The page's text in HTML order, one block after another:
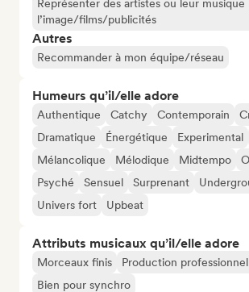
Représenter des artistes ou leur musique
l’image/films/publicités
Autres
Recommander à mon équipe/réseau
Humeurs qu’il/elle adore
Authentique Catchy Contemporain
Dramatique
Énergétique Experimental
Mélancolique
Mélodique Midtempo
Psyché
Sensuel Surprenant
Univers fort
Upbeat
Attributs musicaux qu’il/elle adore
Morceaux finis
Production
Bien pour synchro